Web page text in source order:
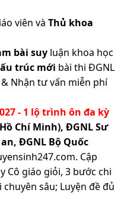
viên và Thủ khoa
bài suy luận khoa học
trúc mới bài thi ĐGNL
Nhận tư vấn miễn phí
- 1 lộ trình ôn đa kỳ
Chí Minh), ĐGNL Sư
ĐGNL Bộ Quốc
Cập
Cô giáo giỏi, 3 bước chi
sâu; Luyện đề đủ